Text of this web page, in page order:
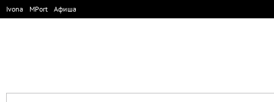
Ivona MPort Афиша